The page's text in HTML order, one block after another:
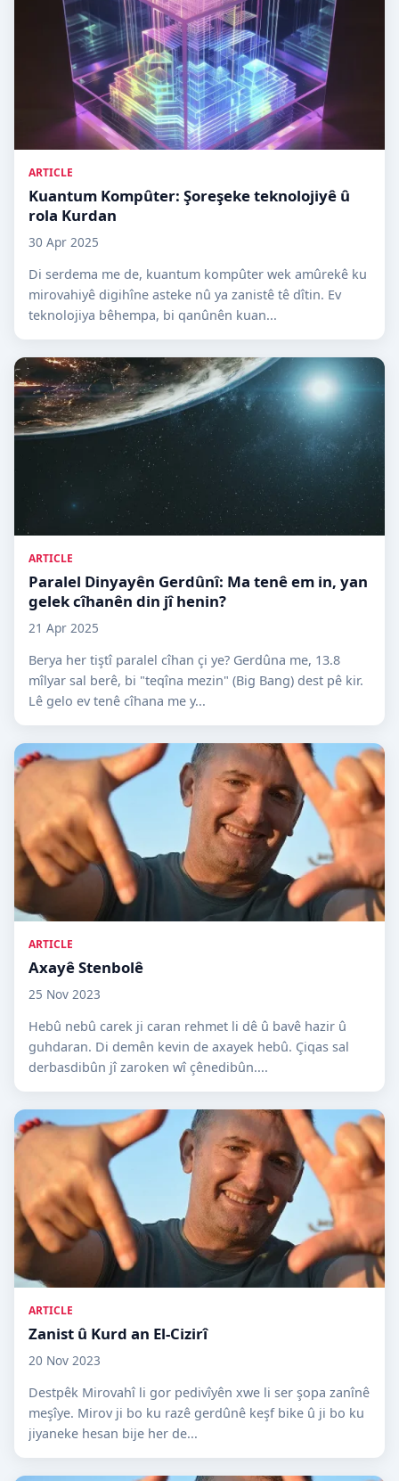
ARTICLE
Kuantum Kompûter: Şoreşeke teknolojiyê û
rola Kurdan
30 Apr 2025
Di serdema me de, kuantum kompûter wek amûrekê ku
mirovahiyê digihîne asteke nû ya zanistê tê dîtin. Ev
teknolojiya bêhempa, bi qanûnên kuan...
ARTICLE
Paralel Dinyayên Gerdûnî: Ma tenê em in, yan
gelek cîhanên din jî henin?
21 Apr 2025
Berya her tiştî paralel cîhan çi ye? Gerdûna me, 13.8
mîlyar sal berê, bi "teqîna mezin" (Big Bang) dest pê kir.
Lê gelo ev tenê cîhana me y...
ARTICLE
Axayê Stenbolê
25 Nov 2023
Hebû nebû carek ji caran rehmet li dê û bavê hazir û
guhdaran. Di demên kevin de axayek hebû. Çiqas sal
derbasdibûn jî zaroken wî çênedibûn....
ARTICLE
Zanist û Kurd an El-Cizirî
20 Nov 2023
Destpêk Mirovahî li gor pedivîyên xwe li ser şopa zanînê
meşîye. Mirov ji bo ku razê gerdûnê keşf bike û ji bo ku
jiyaneke hesan bije her de...